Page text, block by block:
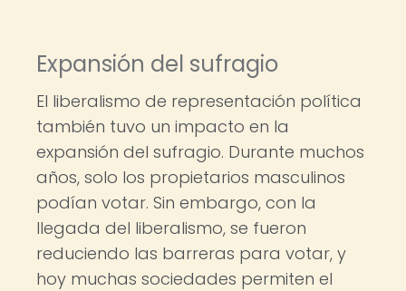
Expansión del sufragio
El liberalismo de representación política
también tuvo un impacto en la
expansión del sufragio. Durante muchos
años, solo los propietarios masculinos
podían votar. Sin embargo, con la
llegada del liberalismo, se fueron
reduciendo las barreras para votar, y
hoy muchas sociedades permiten el